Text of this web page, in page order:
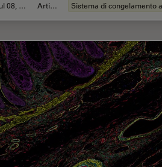
Jul 08, 2025 Articolo